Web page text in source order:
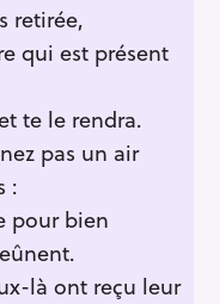
retirée,
qui est présent
te le rendra.
pas un air
:
pour bien
là ont reçu leur